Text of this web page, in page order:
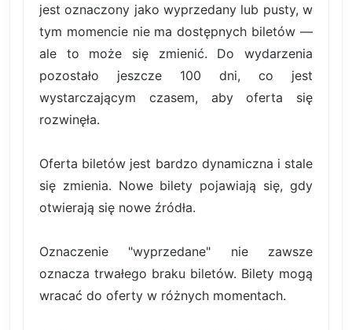
jest oznaczony jako wyprzedany lub pusty, w
tym momencie nie ma dostępnych biletów —
ale to może się zmienić. Do wydarzenia
pozostało jeszcze 100 dni, co jest
wystarczającym czasem, aby oferta się
rozwinęła.
Oferta biletów jest bardzo dynamiczna i stale
się zmienia. Nowe bilety pojawiają się, gdy
otwierają się nowe źródła.
Oznaczenie "wyprzedane" nie zawsze
oznacza trwałego braku biletów. Bilety mogą
wracać do oferty w różnych momentach.